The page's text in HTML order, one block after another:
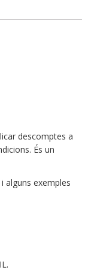
descomptes a
És un
alguns exemples